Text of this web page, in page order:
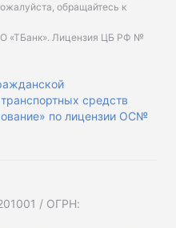
обращайтесь к
«ТБанк». Лицензия ЦБ РФ №
средств
по лицензии ОС№
/ ОГРН: